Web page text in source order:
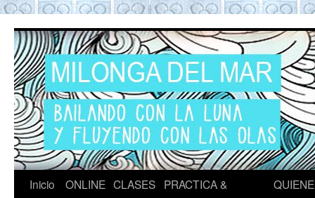
Tango en Barcelona
Tango en Barcelona. Clases de Tango en
Barcelona. Show Tango. Zapatos Tango.
Eventos. Private Tango Lesson. Rooftop
Tango experience Barcelona. Milongas y
practicas de Tango Barcelona
Inicio ONLINE CLASES PRACTICA &